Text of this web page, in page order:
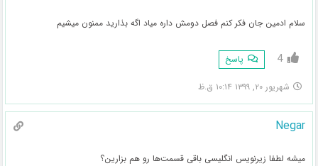
سلام ادمین جان فکر کنم فصل دومش داره میاد اگه بذارید ممنون میشیم
4 پاسخ
شهریور ۲۰, ۱۳۹۹ ۱۰:۱۴ ق.ظ
Negar
میشه لطفا زیرنویس انگلیسی باقی قسمت‌ها رو هم بزارین؟